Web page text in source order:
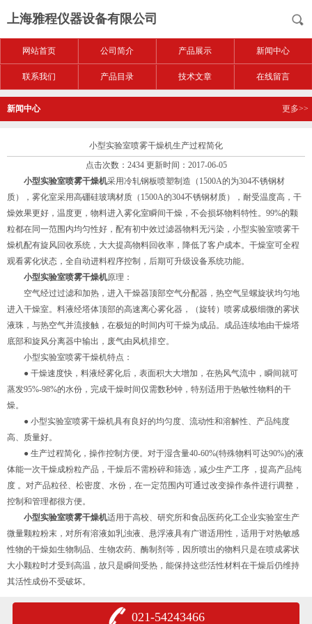
上海雅程仪器设备有限公司
网站首页 公司简介 产品展示 新闻中心
联系我们 产品目录 技术文章 在线留言
新闻中心 更多>>
小型实验室喷雾干燥机生产过程简化
点击次数：2434 更新时间：2017-06-05
小型实验室喷雾干燥机采用冷轧钢板喷塑制造（1500A的为304不锈钢材
质），雾化室采用高硼硅玻璃材质（1500A的304不锈钢材质），耐受温度高，干
燥效果更好，温度更，物料进入雾化室瞬间干燥，不会损坏物料特性。99%的颗
粒都在同一范围内均匀性好，配有初中效过滤器物料无污染，小型实验室喷雾干
燥机配有旋风回收系统，大大提高物料回收率，降低了客户成本。干燥室可全程
观看雾化状态，全自动进料程序控制，后期可升级设备系统功能。
小型实验室喷雾干燥机原理：
空气经过过滤和加热，进入干燥器顶部空气分配器，热空气呈螺旋状均匀地
进入干燥室。料液经塔体顶部的高速离心雾化器，（旋转）喷雾成极细微的雾状
液珠，与热空气并流接触，在极短的时间内可干燥为成品。成品连续地由干燥塔
底部和旋风分离器中输出，废气由风机排空。
小型实验室喷雾干燥机特点：
● 干燥速度快，料液经雾化后，表面积大大增加，在热风气流中，瞬间就可
蒸发95%-98%的水份，完成干燥时间仅需数秒钟，特别适用于热敏性物料的干
燥。
● 小型实验室喷雾干燥机具有良好的均匀度、流动性和溶解性、产品纯度
高、质量好。
● 生产过程简化，操作控制方便。对于湿含量40-60%(特殊物料可达90%)的液
体能一次干燥成粉粒产品，干燥后不需粉碎和筛选，减少生产工序 ，提高产品纯
度 。对产品粒径、松密度、水份，在一定范围内可通过改变操作条件进行调整，
控制和管理都很方便。
小型实验室喷雾干燥机适用于高校、研究所和食品医药化工企业实验室生产
微量颗粒粉末，对所有溶液如乳浊液、悬浮液具有广谱适用性，适用于对热敏感
性物的干燥如生物制品、生物农药、酶制剂等，因所喷出的物料只是在喷成雾状
大小颗粒时才受到高温，故只是瞬间受热，能保持这些活性材料在干燥后仍维持
其活性成份不受破坏。
021-54243466